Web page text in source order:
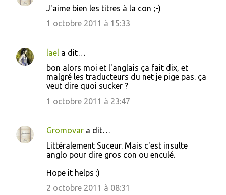
J'aime bien les titres à la con ;-)
1 octobre 2011 à 15:33
lael a dit…
bon alors moi et l'anglais ça fait dix, et
malgré les traducteurs du net je pige pas. ça
veut dire quoi sucker ?
1 octobre 2011 à 23:47
Gromovar a dit…
Littéralement Suceur. Mais c'est insulte
anglo pour dire gros con ou enculé.
Hope it helps :)
2 octobre 2011 à 08:31